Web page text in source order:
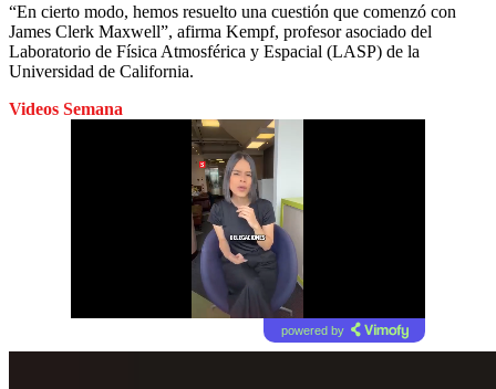
“En cierto modo, hemos resuelto una cuestión que comenzó con
James Clerk Maxwell”, afirma Kempf, profesor asociado del
Laboratorio de Física Atmosférica y Espacial (LASP) de la
Universidad de California.
Videos Semana
powered by